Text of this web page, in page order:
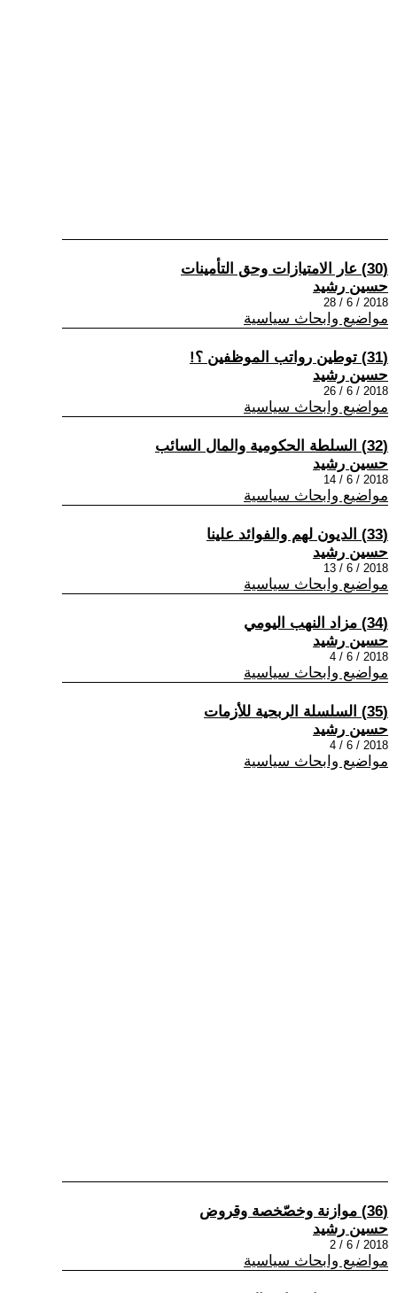
(30) عار الامتيازات وحق التأمينات
حسين رشيد
2018 / 6 / 28
مواضيع وابحاث سياسية
(31) توطين رواتب الموظفين ؟!
حسين رشيد
2018 / 6 / 26
مواضيع وابحاث سياسية
(32) السلطة الحكومية والمال السائب
حسين رشيد
2018 / 6 / 14
مواضيع وابحاث سياسية
(33) الديون لهم والفوائد علينا
حسين رشيد
2018 / 6 / 13
مواضيع وابحاث سياسية
(34) مزاد النهب اليومي
حسين رشيد
2018 / 6 / 4
مواضيع وابحاث سياسية
(35) السلسلة الربحية للأزمات
حسين رشيد
2018 / 6 / 4
مواضيع وابحاث سياسية
(36) موازنة وخصّخصة وقروض
حسين رشيد
2018 / 6 / 2
مواضيع وابحاث سياسية